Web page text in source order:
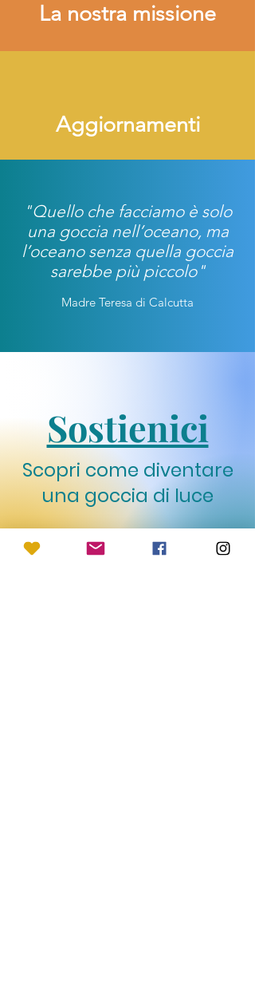
La nostra missione
Aggiornamenti
"Quello che facciamo è solo
una goccia nell’oceano, ma
l’oceano senza quella goccia
sarebbe più piccolo"
Madre Teresa di Calcutta
Sostienici
Scopri come diventare
una goccia di luce